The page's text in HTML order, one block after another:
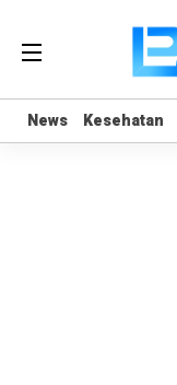
News Kesehatan
News Kesehatan